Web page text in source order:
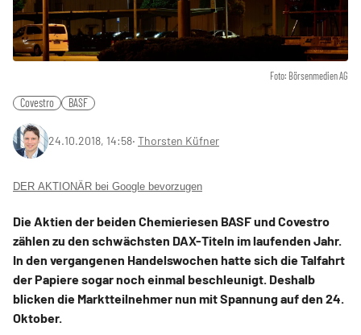
Foto: Börsenmedien AG
Covestro BASF
24.10.2018, 14:58‧ Thorsten Küfner
DER AKTIONÄR bei Google bevorzugen
Die Aktien der beiden Chemieriesen BASF und Covestro
zählen zu den schwächsten DAX-Titeln im laufenden Jahr.
In den vergangenen Handelswochen hatte sich die Talfahrt
der Papiere sogar noch einmal beschleunigt. Deshalb
blicken die Marktteilnehmer nun mit Spannung auf den 24.
Oktober.